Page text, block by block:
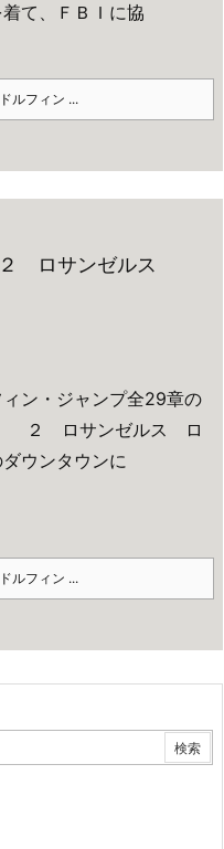
て、ＦＢＩに協
ルフィン ...
ロサンゼルス
ン・ジャンプ全29章の
２ ロサンゼルス ロ
ウンタウンに
ルフィン ...